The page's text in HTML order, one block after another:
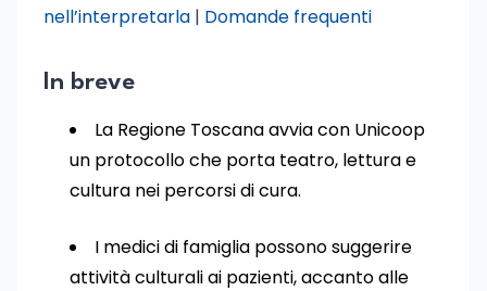
nell’interpretarla | Domande frequenti
In breve
La Regione Toscana avvia con Unicoop
un protocollo che porta teatro, lettura e
cultura nei percorsi di cura.
I medici di famiglia possono suggerire
attività culturali ai pazienti, accanto alle